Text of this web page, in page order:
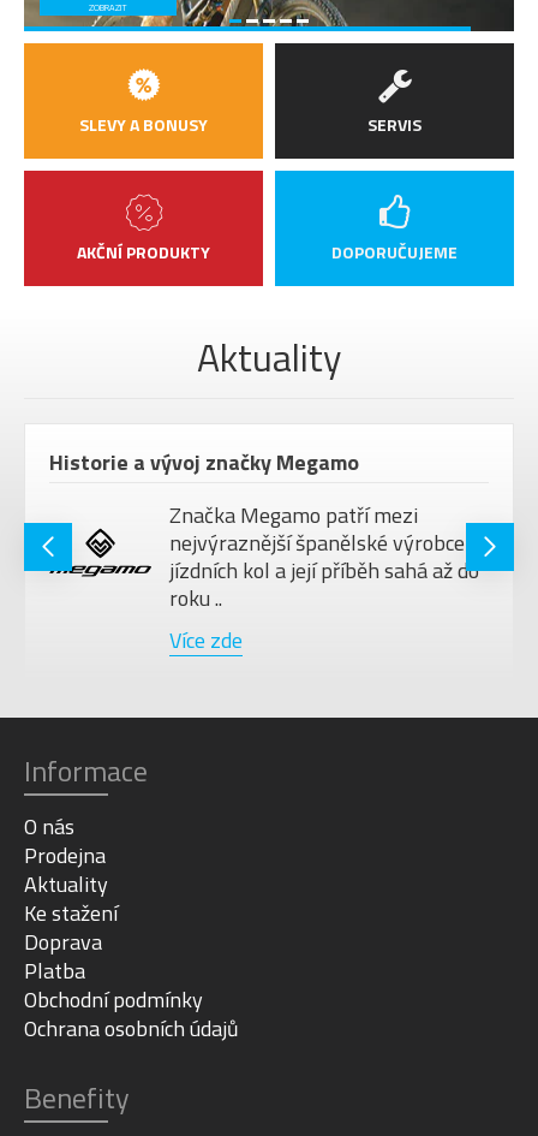
VELIKOST KOL 28"
ZOBRAZIT
SLEVY A BONUSY
AKČNÍ PRODUKTY
SERVIS
DOPORUČUJEME
Aktuality
Historie a vývoj značky Megamo
Značka Megamo patří mezi
nejvýraznější španělské výrobce
jízdních kol a její příběh sahá až do
roku ..
Více zde
Informace
O nás
Prodejna
Aktuality
Ke stažení
Doprava
Platba
Obchodní podmínky
Ochrana osobních údajů
Benefity